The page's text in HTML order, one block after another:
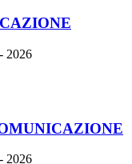
- 2026
- 2026